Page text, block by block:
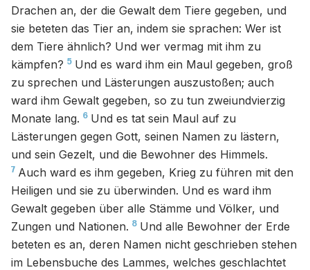
Drachen an, der die Gewalt dem Tiere gegeben, und
sie beteten das Tier an, indem sie sprachen: Wer ist
dem Tiere ähnlich? Und wer vermag mit ihm zu
kämpfen? 5 Und es ward ihm ein Maul gegeben, groß
zu sprechen und Lästerungen auszustoßen; auch
ward ihm Gewalt gegeben, so zu tun zweiundvierzig
Monate lang. 6 Und es tat sein Maul auf zu
Lästerungen gegen Gott, seinen Namen zu lästern,
und sein Gezelt, und die Bewohner des Himmels.
7 Auch ward es ihm gegeben, Krieg zu führen mit den
Heiligen und sie zu überwinden. Und es ward ihm
Gewalt gegeben über alle Stämme und Völker, und
Zungen und Nationen. 8 Und alle Bewohner der Erde
beteten es an, deren Namen nicht geschrieben stehen
im Lebensbuche des Lammes, welches geschlachtet